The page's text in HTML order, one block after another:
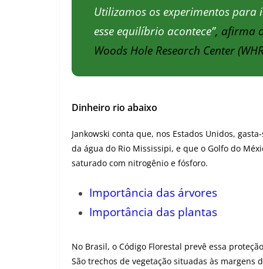
Utilizamos os experimentos
esse equilíbrio acontece”, afirma
Woods Hole Research Center
Dinheiro rio abaixo
Jankowski conta que, nos Estados Unidos,
da água do Rio Mississipi, e que o Golfo do
saturado com nitrogênio e fósforo.
Importância das árvores
Importância das plantas
No Brasil, o Código Florestal prevê essa
São trechos de vegetação situadas às margens